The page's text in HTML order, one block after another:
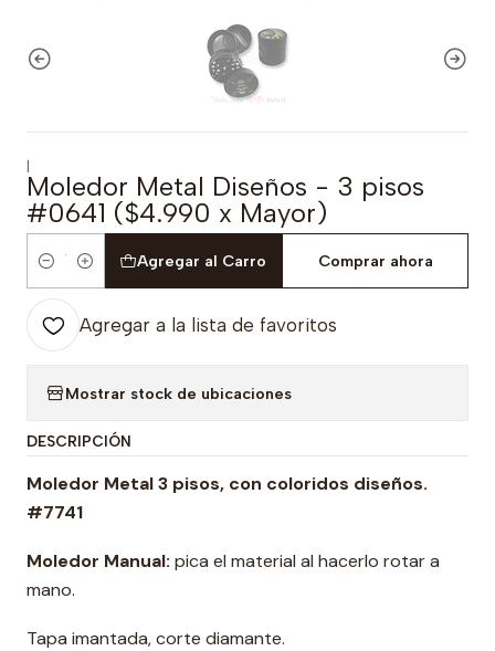
|
Moledor Metal Diseños - 3 pisos
#0641 ($4.990 x Mayor)
Cantidad
Agregar al Carro Comprar ahora
Agregar a la lista de favoritos
Mostrar stock de ubicaciones
DESCRIPCIÓN
Moledor Metal 3 pisos, con coloridos diseños.
#7741
Moledor Manual: pica el material al hacerlo rotar a
mano.
Tapa imantada, corte diamante.